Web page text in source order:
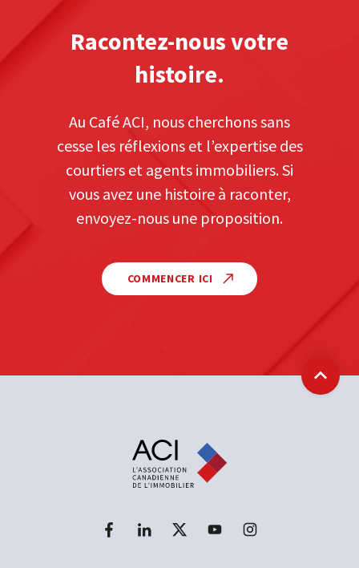
Racontez-nous votre
histoire.
Au Café ACI, nous cherchons sans
cesse les réflexions et l’expertise des
courtiers et agents immobiliers. Si
vous avez une histoire à raconter,
envoyez-nous une proposition.
COMMENCER ICI